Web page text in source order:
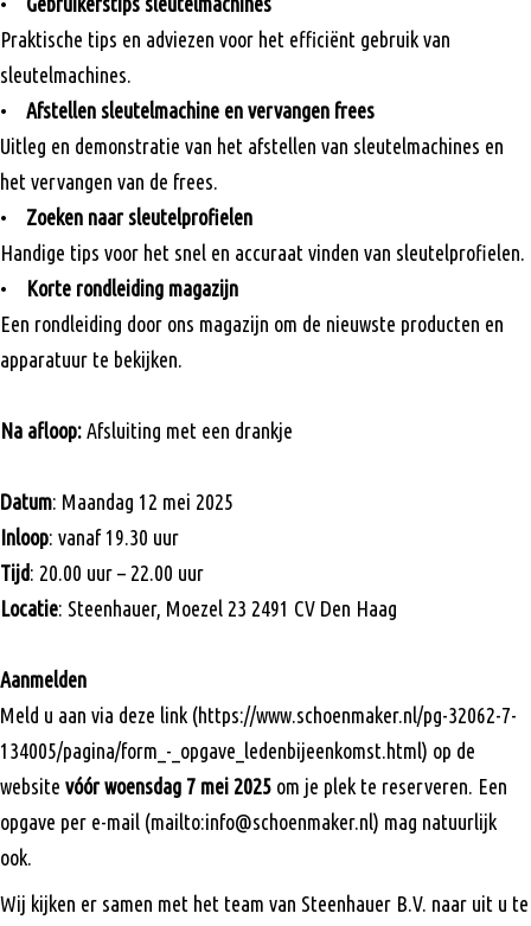
Praktische tips en adviezen voor het efficiënt gebruik van
sleutelmachines.
•
Afstellen sleutelmachine en vervangen frees
Uitleg en demonstratie van het afstellen van sleutelmachines en
het vervangen van de frees.
•
Zoeken naar sleutelprofielen
Handige tips voor het snel en accuraat vinden van sleutelprofielen.
•
Korte rondleiding magazijn
Een rondleiding door ons magazijn om de nieuwste producten en
apparatuur te bekijken.
Na afloop: Afsluiting met een drankje
Datum: Maandag 12 mei 2025
Inloop: vanaf 19.30 uur
Tijd: 20.00 uur – 22.00 uur
Locatie: Steenhauer, Moezel 23 2491 CV Den Haag
Aanmelden
Meld u aan via deze link (https://www.schoenmaker.nl/pg-32062-7-
134005/pagina/form_-_opgave_ledenbijeenkomst.html) op de
website vóór woensdag 7 mei 2025 om je plek te reserveren. Een
opgave per e-mail (mailto:info@schoenmaker.nl) mag natuurlijk
ook.
Wij kijken er samen met het team van Steenhauer B.V. naar uit u te